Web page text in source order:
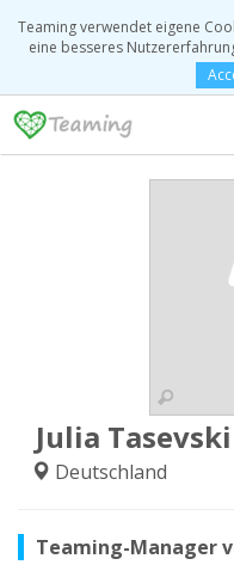
Teaming verwendet eigene
eine besseres
Julia Tasevski
Deutschland
Teaming-Manager